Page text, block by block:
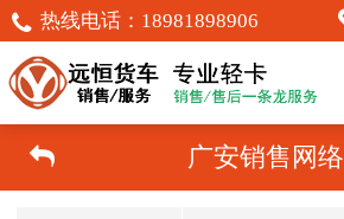
热线电话： 18981898906
广安销售网络